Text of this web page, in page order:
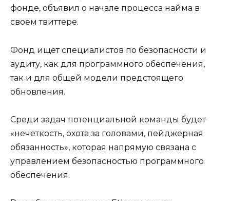
фонде, объявил о начале процесса найма в
своем твиттере.
Фонд ищет специалистов по безопасности и
аудиту, как для программного обеспечения,
так и для общей модели предстоящего
обновления.
Среди задач потенциальной команды будет
«нечеткость, охота за головами, пейджерная
обязанность», которая напрямую связана с
управлением безопасностью программного
обеспечения.